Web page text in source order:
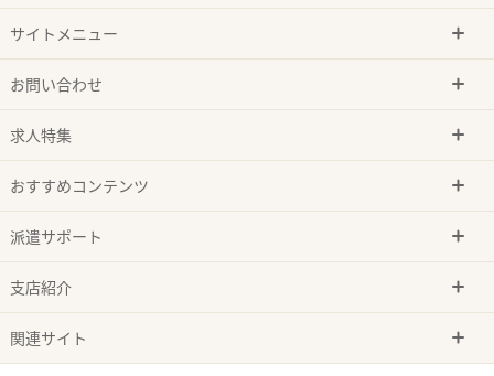
サイトメニュー
お問い合わせ
求人特集
おすすめコンテンツ
派遣サポート
支店紹介
関連サイト